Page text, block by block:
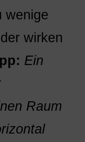
wenige
wirken
Ein
Raum